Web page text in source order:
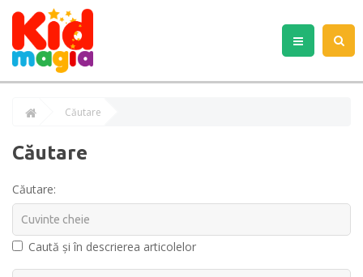
Căutare
Căutare
Căutare:
Caută și în descrierea articolelor